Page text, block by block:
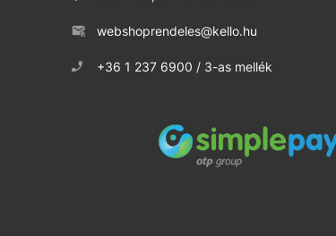
webshoprendeles@kello.hu
+36 1 237 6900 / 3-as mellék